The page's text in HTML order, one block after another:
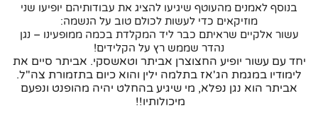
בנוסף לאמנים מהעוטף שיגיעו להציג את עבודותיהם יופיעו שני
מוזיקאים כדי לעשות לכולם טוב על הנשמה:
עשור אלקיים שראיתם כבר ליד המקלדת בכמה ממופעינו – נגן
נהדר שממש רץ על הקלידים!
יחד עם עשור יופיע החצוצרן אביתר וטאשסקי. אביתר סיים את
לימודיו במגמת הג'אז בתלמה ילין והוא כיום בתזמורת צה"ל.
אביתר הוא נגן נפלא, מי שיגיע בהחלט יהיה מהופנט ונפעם
מיכולותיו!!